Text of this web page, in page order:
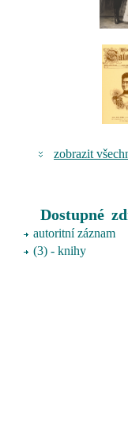
zobrazit
Dostupné
autoritní záznam
(3) - knihy